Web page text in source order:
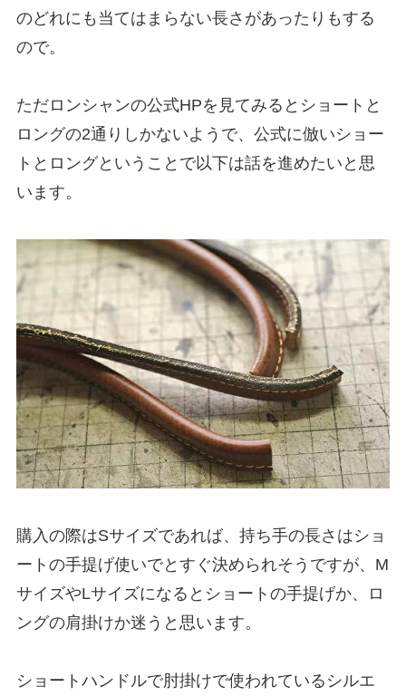
のどれにも当てはまらない長さがあったりもする
ので。
ただロンシャンの公式HPを見てみるとショートと
ロングの2通りしかないようで、公式に倣いショー
トとロングということで以下は話を進めたいと思
います。
購入の際はSサイズであれば、持ち手の長さはショ
ートの手提げ使いでとすぐ決められそうですが、M
サイズやLサイズになるとショートの手提げか、ロ
ングの肩掛けか迷うと思います。
ショートハンドルで肘掛けで使われているシルエ